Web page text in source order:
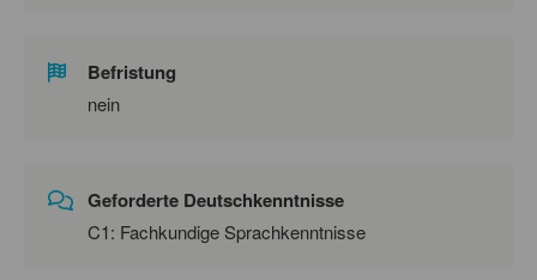
Befristung
nein
Geforderte Deutschkenntnisse
C1: Fachkundige Sprachkenntnisse